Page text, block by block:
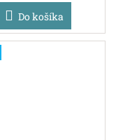
Do košíka